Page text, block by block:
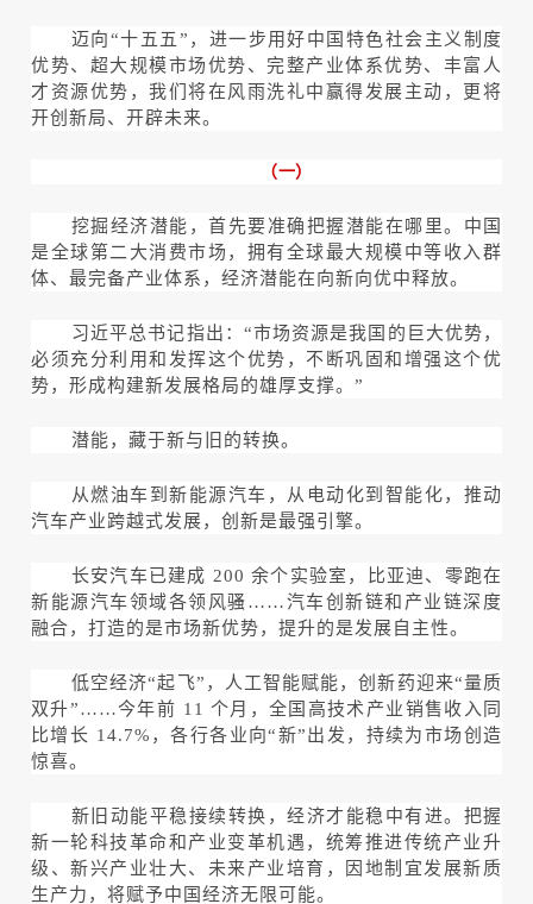
迈向“十五五”，进一步用好中国特色社会主义制度
优势、超大规模市场优势、完整产业体系优势、丰富人
才资源优势，我们将在风雨洗礼中赢得发展主动，更将
开创新局、开辟未来。
（一）
挖掘经济潜能，首先要准确把握潜能在哪里。中国
是全球第二大消费市场，拥有全球最大规模中等收入群
体、最完备产业体系，经济潜能在向新向优中释放。
习近平总书记指出：“市场资源是我国的巨大优势，
必须充分利用和发挥这个优势，不断巩固和增强这个优
势，形成构建新发展格局的雄厚支撑。”
潜能，藏于新与旧的转换。
从燃油车到新能源汽车，从电动化到智能化，推动
汽车产业跨越式发展，创新是最强引擎。
长安汽车已建成 200 余个实验室，比亚迪、零跑在
新能源汽车领域各领风骚……汽车创新链和产业链深度
融合，打造的是市场新优势，提升的是发展自主性。
低空经济“起飞”，人工智能赋能，创新药迎来“量质
双升”……今年前 11 个月，全国高技术产业销售收入同
比增长 14.7%，各行各业向“新”出发，持续为市场创造
惊喜。
新旧动能平稳接续转换，经济才能稳中有进。把握
新一轮科技革命和产业变革机遇，统筹推进传统产业升
级、新兴产业壮大、未来产业培育，因地制宜发展新质
生产力，将赋予中国经济无限可能。